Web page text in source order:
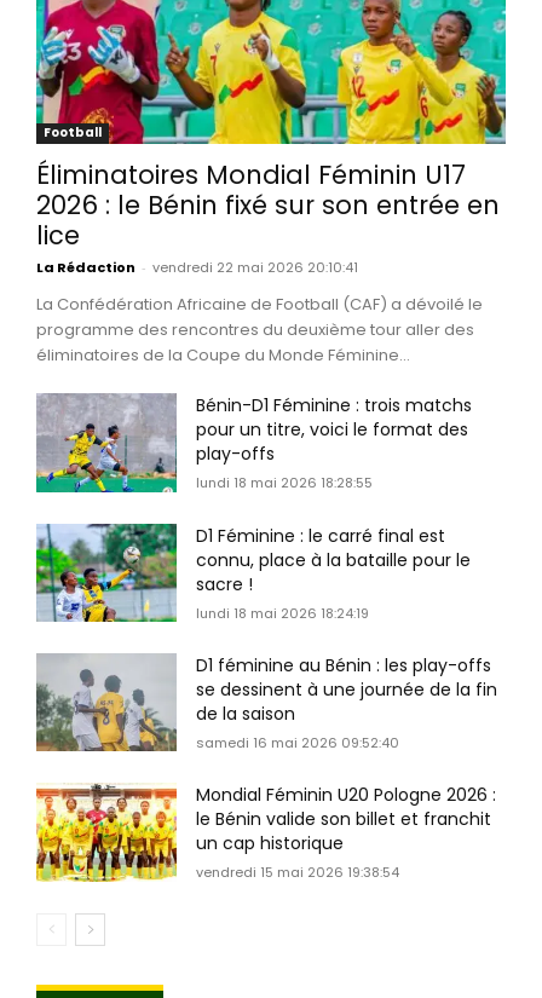
Football
Éliminatoires Mondial Féminin U17
2026 : le Bénin fixé sur son entrée en
lice
La Rédaction - vendredi 22 mai 2026 20:10:41
La Confédération Africaine de Football (CAF) a dévoilé le
programme des rencontres du deuxième tour aller des
éliminatoires de la Coupe du Monde Féminine...
Bénin-D1 Féminine : trois matchs
pour un titre, voici le format des
play-offs
lundi 18 mai 2026 18:28:55
D1 Féminine : le carré final est
connu, place à la bataille pour le
sacre !
lundi 18 mai 2026 18:24:19
D1 féminine au Bénin : les play-offs
se dessinent à une journée de la fin
de la saison
samedi 16 mai 2026 09:52:40
Mondial Féminin U20 Pologne 2026 :
le Bénin valide son billet et franchit
un cap historique
vendredi 15 mai 2026 19:38:54